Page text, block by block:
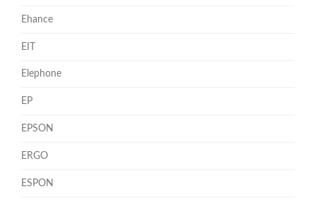
Ehance
EIT
Elephone
EP
EPSON
ERGO
ESPON